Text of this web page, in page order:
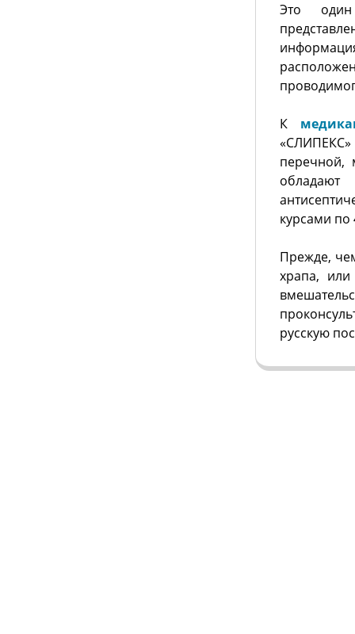
Это
К
«СЛИПЕКС»
перечной,
обладают
курсами по
Прежде,
храпа,
русскую